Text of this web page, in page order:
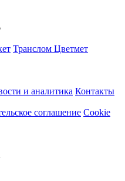
Транслом Цветмет
и аналитика Контакты
соглашение Cookie